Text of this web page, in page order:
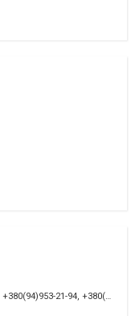
+380(94)953-21-94, +380(48)700-91-94